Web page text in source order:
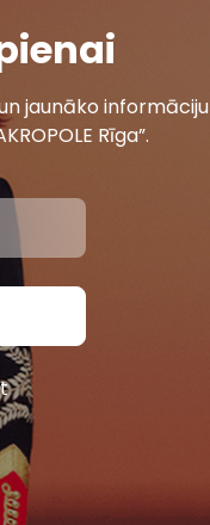
jaunāko informāciju
Rīga”.